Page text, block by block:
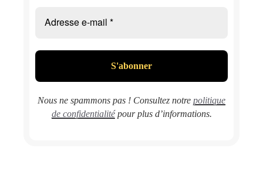
Nous ne spammons pas ! Consultez notre politique
de confidentialitépour plus d’informations.